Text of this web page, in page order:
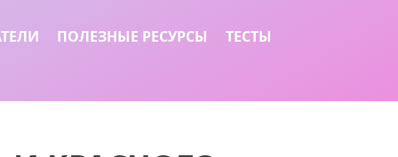
ПОЛЕЗНЫЕ РЕСУРСЫ
ТЕСТЫ